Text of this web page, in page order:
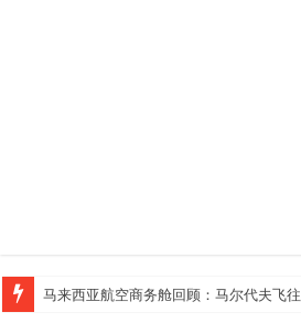
马来西亚航空商务舱回顾：马尔代夫飞